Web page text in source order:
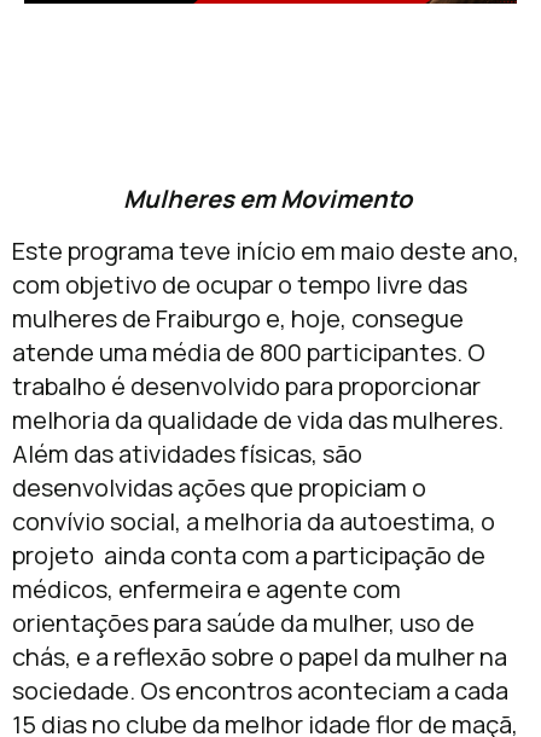
Mulheres em Movimento
Este programa teve início em maio deste ano,
com objetivo de ocupar o tempo livre das
mulheres de Fraiburgo e, hoje, consegue
atende uma média de 800 participantes. O
trabalho é desenvolvido para proporcionar
melhoria da qualidade de vida das mulheres.
Além das atividades físicas, são
desenvolvidas ações que propiciam o
convívio social, a melhoria da autoestima, o
projeto ainda conta com a participação de
médicos, enfermeira e agente com
orientações para saúde da mulher, uso de
chás, e a reflexão sobre o papel da mulher na
sociedade. Os encontros aconteciam a cada
15 dias no clube da melhor idade flor de maçã,